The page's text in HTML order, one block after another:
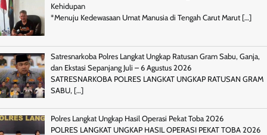
Kehidupan
*Menuju Kedewasaan Umat Manusia di Tengah Carut Marut […]
Satresnarkoba Polres Langkat Ungkap Ratusan Gram Sabu, Ganja,
dan Ekstasi Sepanjang Juli – 6 Agustus 2026
SATRESNARKOBA POLRES LANGKAT UNGKAP RATUSAN GRAM
SABU, […]
Polres Langkat Ungkap Hasil Operasi Pekat Toba 2026
POLRES LANGKAT UNGKAP HASIL OPERASI PEKAT TOBA 2026